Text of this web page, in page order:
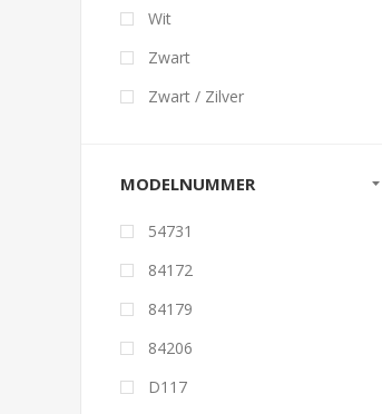
Wit
Zwart
Zwart / Zilver
MODELNUMMER
54731
84172
84179
84206
D117